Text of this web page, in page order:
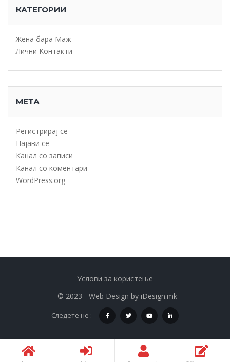
КАТЕГОРИИ
Жена бара Маж
Лични Контакти
МЕТА
Регистрирај се
Најави се
Канал со записи
Канал со коментари
WordPress.org
Услови за користење
- © 2023 - Web Design by iDesign.mk
Следете не :